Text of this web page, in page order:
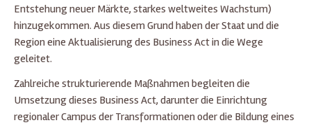
Entstehung neuer Märkte, starkes weltweites Wachstum)
hinzugekommen. Aus diesem Grund haben der Staat und die
Region eine Aktualisierung des Business Act in die Wege
geleitet.
Zahlreiche strukturierende Maßnahmen begleiten die
Umsetzung dieses Business Act, darunter die Einrichtung
regionaler Campus der Transformationen oder die Bildung eines